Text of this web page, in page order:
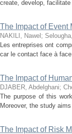
create, develop,
The Impact of Event
NAKILI, Nawel ;
Les entreprises ont
car le contact face à
The Impact of
DJABER, Abdelghani;
The purpose of this
Moreover, the study
The Impact of Risk